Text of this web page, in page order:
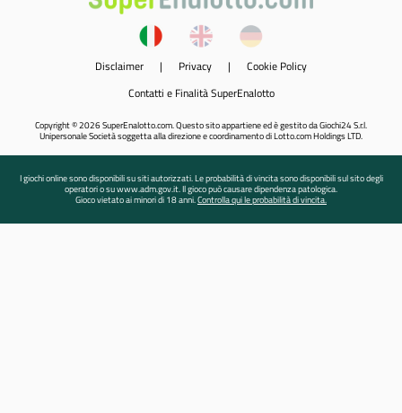
Disclaimer | Privacy | Cookie Policy
Contatti e Finalità SuperEnalotto
Copyright © 2026 SuperEnalotto.com. Questo sito appartiene ed è gestito da Giochi24 S.r.l.
Unipersonale Società soggetta alla direzione e coordinamento di Lotto.com Holdings LTD.
I giochi online sono disponibili su siti autorizzati. Le probabilità di vincita sono disponibili sul sito degli
operatori o su www.adm.gov.it. Il gioco può causare dipendenza patologica.
Gioco vietato ai minori di 18 anni.Controlla qui le probabilità di vincita.